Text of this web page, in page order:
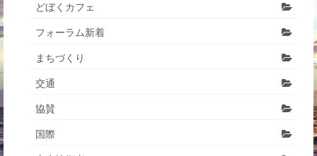
どぼくカフェ
フォーラム新着
まちづくり
交通
協賛
国際